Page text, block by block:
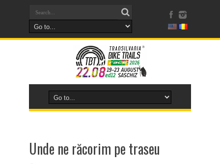
Unde ne răcorim pe traseu